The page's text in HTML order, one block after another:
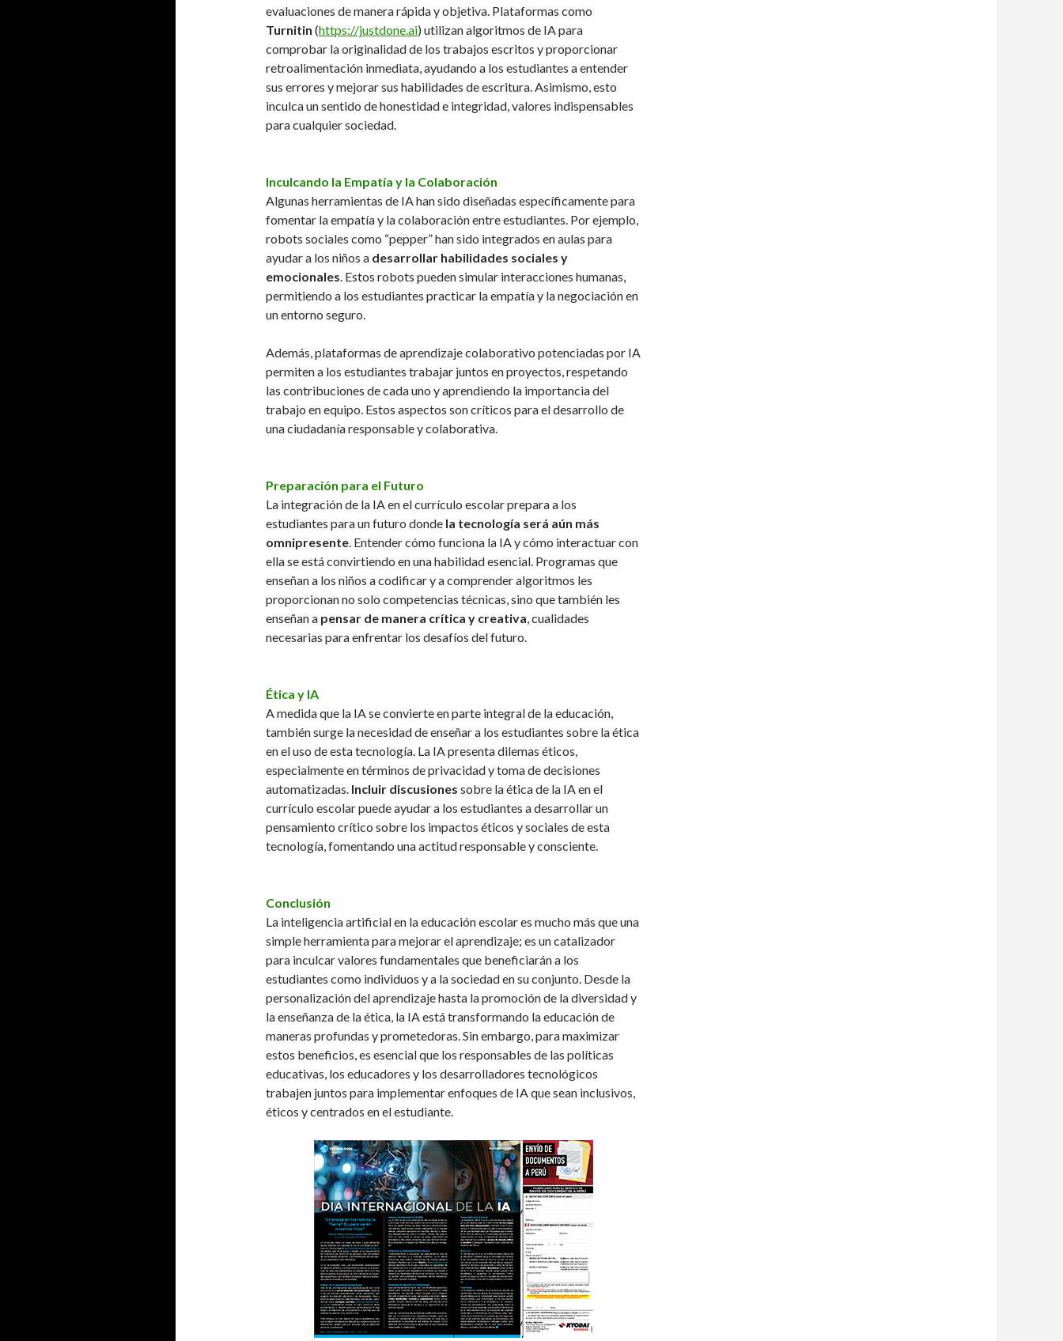
evaluaciones de manera rápida y objetiva. Plataformas como
Turnitin (https://justdone.ai) utilizan algoritmos de IA para
comprobar la originalidad de los trabajos escritos y proporcionar
retroalimentación inmediata, ayudando a los estudiantes a entender
sus errores y mejorar sus habilidades de escritura. Asimismo, esto
inculca un sentido de honestidad e integridad, valores indispensables
para cualquier sociedad.
Inculcando la Empatía y la Colaboración
Algunas herramientas de IA han sido diseñadas específicamente para
fomentar la empatía y la colaboración entre estudiantes. Por ejemplo,
robots sociales como “pepper” han sido integrados en aulas para
ayudar a los niños a desarrollar habilidades sociales y
emocionales. Estos robots pueden simular interacciones humanas,
permitiendo a los estudiantes practicar la empatía y la negociación en
un entorno seguro.
Además, plataformas de aprendizaje colaborativo potenciadas por IA
permiten a los estudiantes trabajar juntos en proyectos, respetando
las contribuciones de cada uno y aprendiendo la importancia del
trabajo en equipo. Estos aspectos son críticos para el desarrollo de
una ciudadanía responsable y colaborativa.
Preparación para el Futuro
La integración de la IA en el currículo escolar prepara a los
estudiantes para un futuro donde la tecnología será aún más
omnipresente. Entender cómo funciona la IA y cómo interactuar con
ella se está convirtiendo en una habilidad esencial. Programas que
enseñan a los niños a codificar y a comprender algoritmos les
proporcionan no solo competencias técnicas, sino que también les
enseñan a pensar de manera crítica y creativa, cualidades
necesarias para enfrentar los desafíos del futuro.
Ética y IA
A medida que la IA se convierte en parte integral de la educación,
también surge la necesidad de enseñar a los estudiantes sobre la ética
en el uso de esta tecnología. La IA presenta dilemas éticos,
especialmente en términos de privacidad y toma de decisiones
automatizadas. Incluir discusiones sobre la ética de la IA en el
currículo escolar puede ayudar a los estudiantes a desarrollar un
pensamiento crítico sobre los impactos éticos y sociales de esta
tecnología, fomentando una actitud responsable y consciente.
Conclusión
La inteligencia artificial en la educación escolar es mucho más que una
simple herramienta para mejorar el aprendizaje; es un catalizador
para inculcar valores fundamentales que beneficiarán a los
estudiantes como individuos y a la sociedad en su conjunto. Desde la
personalización del aprendizaje hasta la promoción de la diversidad y
la enseñanza de la ética, la IA está transformando la educación de
maneras profundas y prometedoras. Sin embargo, para maximizar
estos beneficios, es esencial que los responsables de las políticas
educativas, los educadores y los desarrolladores tecnológicos
trabajen juntos para implementar enfoques de IA que sean inclusivos,
éticos y centrados en el estudiante.